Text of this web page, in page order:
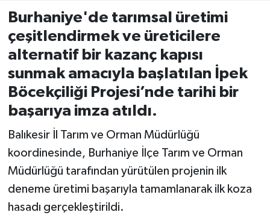
Burhaniye'de tarımsal üretimi
çeşitlendirmek ve üreticilere
alternatif bir kazanç kapısı
sunmak amacıyla başlatılan İpek
Böcekçiliği Projesi’nde tarihi bir
başarıya imza atıldı.
Balıkesir İl Tarım ve Orman Müdürlüğü
koordinesinde, Burhaniye İlçe Tarım ve Orman
Müdürlüğü tarafından yürütülen projenin ilk
deneme üretimi başarıyla tamamlanarak ilk koza
hasadı gerçekleştirildi.
Gömeç
Gönen
Havran
İvrindi
KENT GÜNDEMİ
KÜLTÜR-SANAT